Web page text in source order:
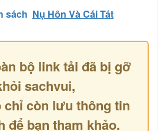
sách Nụ Hôn Và Cái Tát
bộ link tải đã bị gỡ
sachvui,
chỉ còn lưu thông tin
để bạn tham khảo.